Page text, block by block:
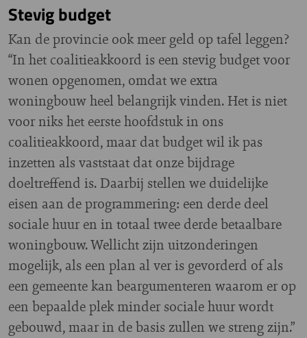
Stevig budget
Kan de provincie ook meer geld op tafel leggen?
“In het coalitieakkoord is een stevig budget voor
wonen opgenomen, omdat we extra
woningbouw heel belangrijk vinden. Het is niet
voor niks het eerste hoofdstuk in ons
coalitieakkoord, maar dat budget wil ik pas
inzetten als vaststaat dat onze bijdrage
doeltreffend is. Daarbij stellen we duidelijke
eisen aan de programmering: een derde deel
sociale huur en in totaal twee derde betaalbare
woningbouw. Wellicht zijn uitzonderingen
mogelijk, als een plan al ver is gevorderd of als
een gemeente kan beargumenteren waarom er op
een bepaalde plek minder sociale huur wordt
gebouwd, maar in de basis zullen we streng zijn.”